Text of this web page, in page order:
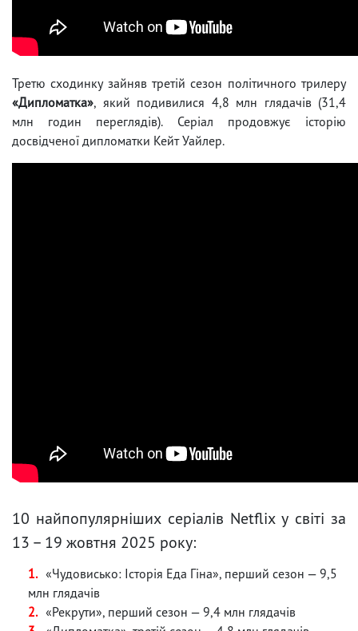
Третю сходинку зайняв третій сезон політичного трилеру
«Дипломатка», який подивилися 4,8 млн глядачів (31,4
млн годин переглядів). Серіал продовжує історію
досвідченої дипломатки Кейт Уайлер.
10 найпопулярніших серіалів Netflix у світі за
13 – 19 жовтня 2025 року:
«Чудовисько: Історія Еда Гіна», перший сезон — 9,5
млн глядачів
«Рекрути», перший сезон — 9,4 млн глядачів